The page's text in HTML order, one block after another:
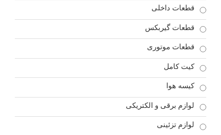
قطعات داخلی
قطعات گیربکس
قطعات موتوری
کیت کامل
کیسه هوا
لوازم برقی و الکتریکی
لوازم تزئینی